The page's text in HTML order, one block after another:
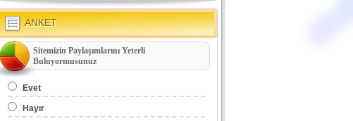
ANKET
Sitemizin Paylaşımlarını Yeterli
Buluyormusunuz
Evet
Hayır